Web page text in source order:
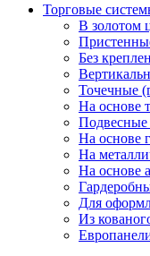
Торговые
В золотом
Без
Точечные
На основе
Подвесные
На основе
На
На основе
Для
Из